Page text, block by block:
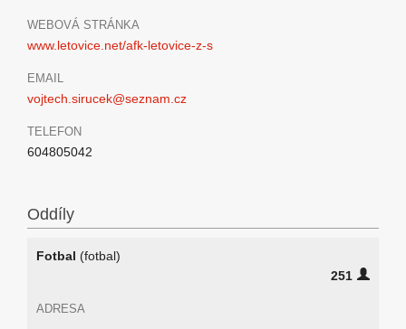
WEBOVÁ STRÁNKA
www.letovice.net/afk-letovice-z-s
EMAIL
vojtech.sirucek@seznam.cz
TELEFON
604805042
Oddíly
Fotbal (fotbal)
251
ADRESA